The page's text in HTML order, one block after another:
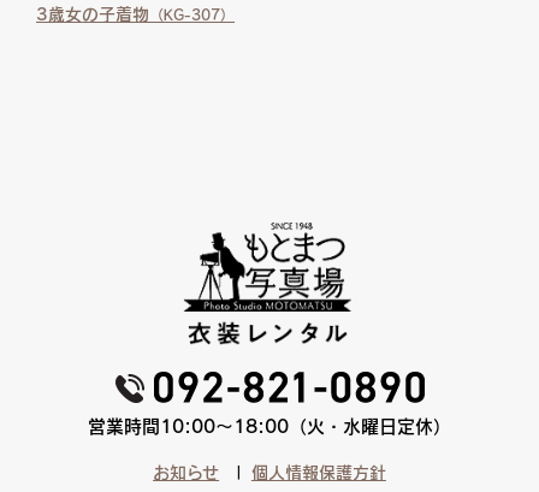
3歳女の子着物 （KG-307）
営業時間10:00〜18:00（火・水曜日定休）
お知らせ 個人情報保護方針